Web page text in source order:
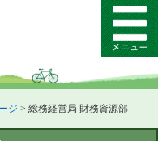
メ
ニ
ー
ジ > 総務経営局 財務資源部